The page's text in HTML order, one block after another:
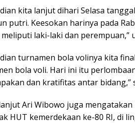
kita lanjut dihari Selasa
putri. Keesokan harinya pada
meliputi laki-laki dan perempuan,”
turnamen bola volinya kita
bola voli. Hari ini itu
dan kratifitas antar bidang,”
Ari Wibowo juga
HUT kemerdekaan ke-80 RI, di